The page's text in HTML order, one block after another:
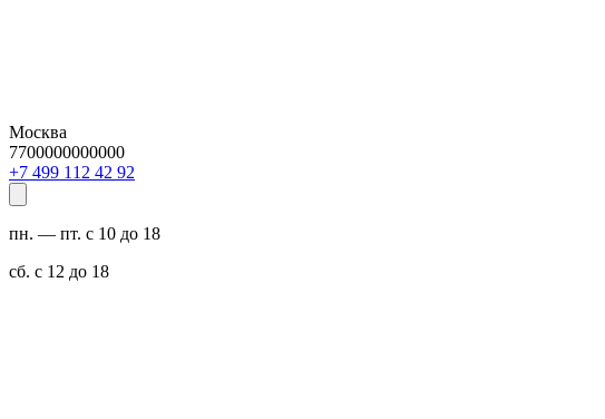
Москва
7700000000000
29 24 211 994 7+
пн. — пт. с 10 до 18
сб. с 12 до 18